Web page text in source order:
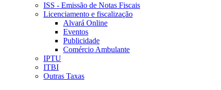
ISS - Emissão de Notas Fiscais
Licenciamento e fiscalização
Alvará Online
Eventos
Publicidade
Comércio Ambulante
IPTU
ITBI
Outras Taxas